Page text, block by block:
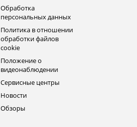
Обработка
персональных данных
Политика в отношении
обработки файлов
cookie
Положение о
видеонаблюдении
Сервисные центры
Новости
Обзоры